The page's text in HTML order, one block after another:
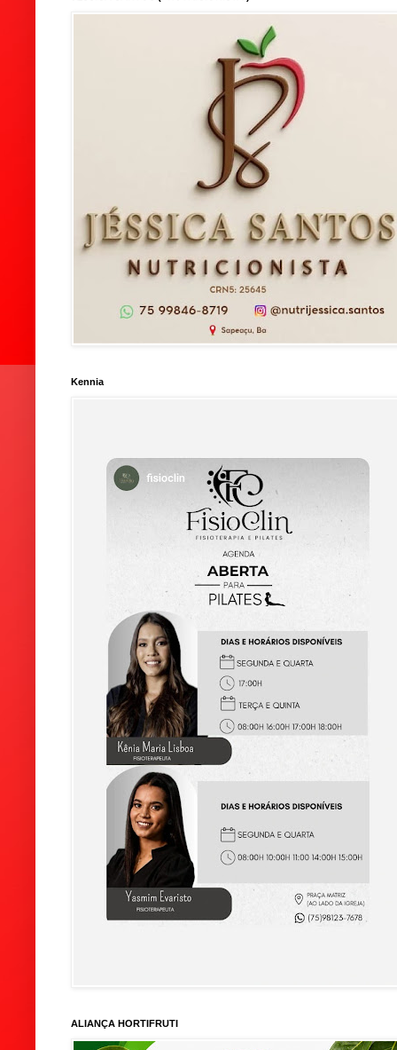
Kennia
ALIANÇA HORTIFRUTI